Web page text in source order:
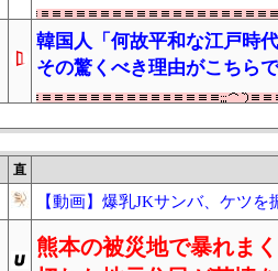
韓国人「何故平和な江戸時
その驚くべき理由がこちら
直
【動画】爆乳JKサンバ、ケツ
熊本の被災地で暴れま